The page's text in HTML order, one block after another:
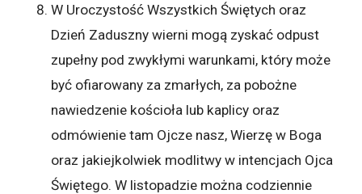
W Uroczystość Wszystkich Świętych oraz
Dzień Zaduszny wierni mogą zyskać odpust
zupełny pod zwykłymi warunkami, który może
być ofiarowany za zmarłych, za pobożne
nawiedzenie kościoła lub kaplicy oraz
odmówienie tam Ojcze nasz, Wierzę w Boga
oraz jakiejkolwiek modlitwy w intencjach Ojca
Świętego. W listopadzie można codziennie